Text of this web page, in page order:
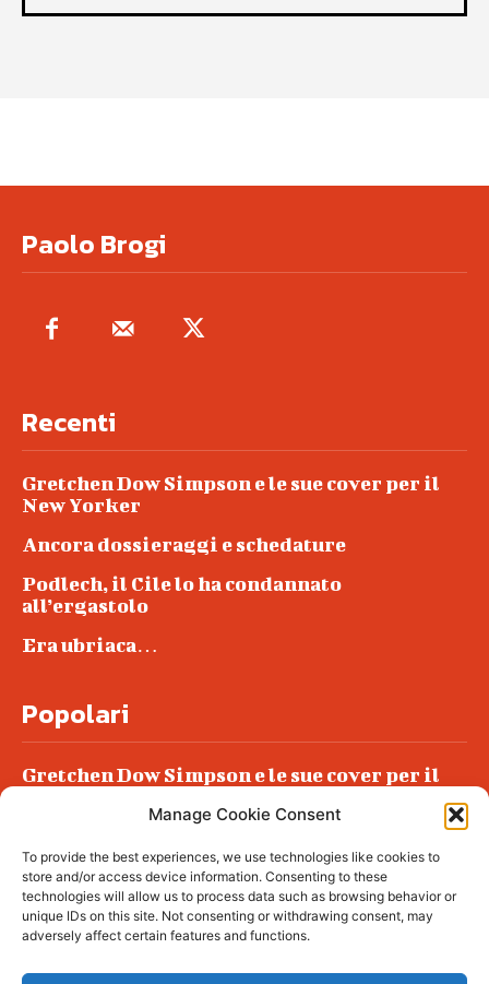
Manage Cookie Consent
To provide the best experiences, we use technologies like cookies to
store and/or access device information. Consenting to these
technologies will allow us to process data such as browsing behavior or
unique IDs on this site. Not consenting or withdrawing consent, may
adversely affect certain features and functions.
Paolo Brogi
Recenti
Gretchen Dow Simpson e le sue cover per il
New Yorker
Ancora dossieraggi e schedature
Podlech, il Cile lo ha condannato
all’ergastolo
Era ubriaca…
Popolari
Gretchen Dow Simpson e le sue cover per il
Podlech, il Cile lo ha condannato
all’ergastolo
Era ubriaca…